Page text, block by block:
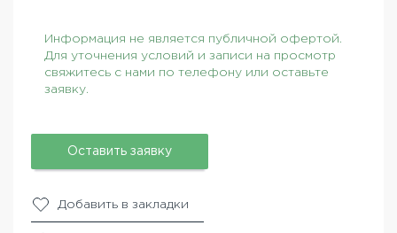
Информация не является публичной офертой.
Для уточнения условий и записи на просмотр
свяжитесь с нами по телефону или оставьте
заявку.
Оставить заявку
Добавить в закладки